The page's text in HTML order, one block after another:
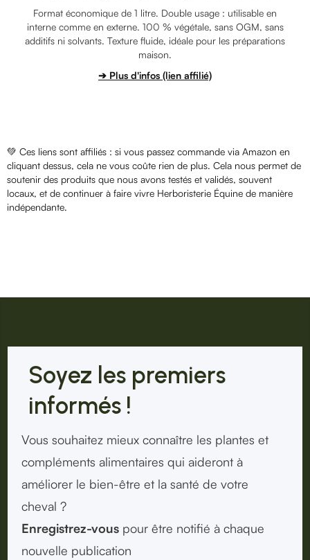
Format économique de 1 litre. Double usage : utilisable en
interne comme en externe. 100 % végétale, sans OGM, sans
additifs ni solvants. Texture fluide, idéale pour les préparations
maison.
➔ Plus d'infos (lien affilié)
💚 Ces liens sont affiliés : si vous passez commande via Amazon en
cliquant dessus, cela ne vous coûte rien de plus. Cela nous permet de
soutenir des produits que nous avons testés et validés, souvent
locaux, et de continuer à faire vivre Herboristerie Équine de manière
indépendante.
Soyez les premiers
informés !
Vous souhaitez mieux connaître les plantes et
compléments alimentaires qui aideront à
améliorer le bien-être et la santé de votre
cheval ?
Enregistrez-vous pour être notifié à chaque
nouvelle publication